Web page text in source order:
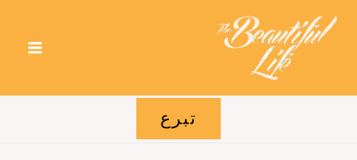
تبرع